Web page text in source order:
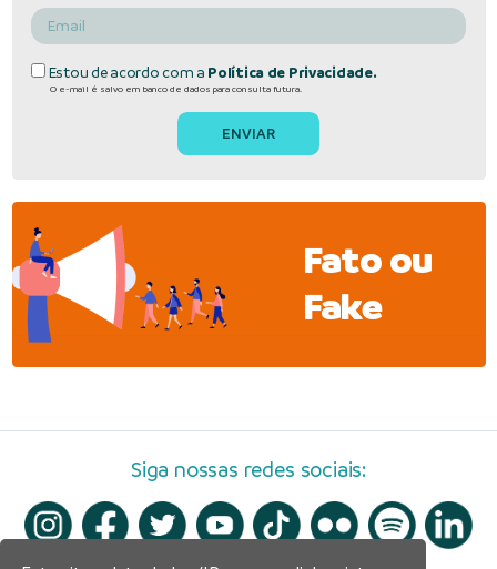
Estou de acordo com a Política de Privacidade.
O e-mail é salvo em banco de dados para consulta futura.
Fato ou
Fake
Siga nossas redes sociais: